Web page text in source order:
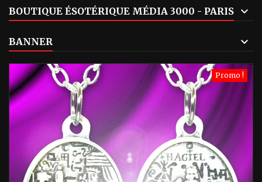
BOUTIQUE ÉSOTÉRIQUE MÉDIA 3000 - PARIS
BANNER
Promo !